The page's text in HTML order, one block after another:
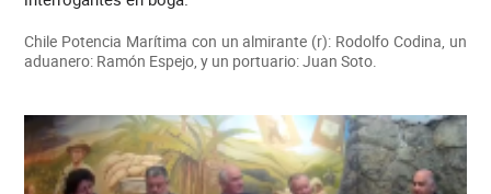
Chile Potencia Marítima con un almirante (r): Rodolfo Codina, un
aduanero: Ramón Espejo, y un portuario: Juan Soto.